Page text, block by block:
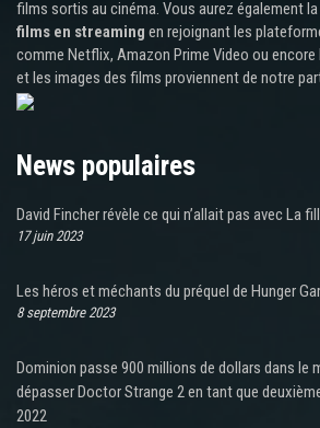
films sortis au cinéma. Vous aurez également
films en streaming en rejoignant les
comme Netflix, Amazon Prime Video ou encore
et les images des films proviennent de notre
News populaires
David Fincher révèle ce qui n’allait pas avec La
17 juin 2023
Les héros et méchants du préquel de Hunger
8 septembre 2023
Dominion passe 900 millions de dollars dans le
dépasser Doctor Strange 2 en tant que
2022